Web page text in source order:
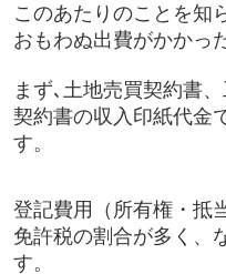
このあたりのことを知
おもわぬ出費がかかっ
まず､土地売買契約書
契約書の収入印紙代金
す。
登記費用（所有権・抵
免許税の割合が多く、
す。